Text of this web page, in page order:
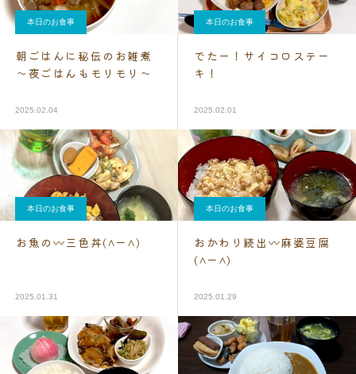
本日のお食事
朝ごはんに秘伝のお雑煮
～夜ごはんもモリモリ～
2025.02.04
本日のお食事
でたー！サイコロステー
キ！
2025.02.01
本日のお食事
お魚の〰三色丼(^ー^)
2025.01.31
本日のお食事
おかわり続出〰麻婆豆腐
(^ー^)
2025.01.29